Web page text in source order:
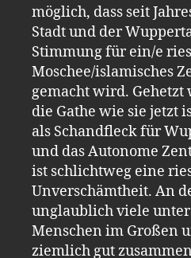
möglich, dass seit
Stadt und der
Stimmung für ein/e
Moschee/islamisches
gemacht wird. Gehetzt
die Gathe wie sie jetzt
als Schandfleck für
und das Autonome
ist schlichtweg eine
Unverschämtheit. An
unglaublich viele
Menschen im Großen
ziemlich gut